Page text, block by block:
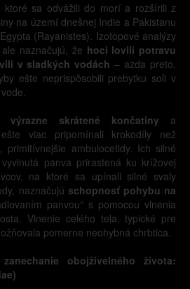
ktoré sa odvážili do morí a rozšírili z
na území dnešnej Indie a Pakistanu
(Rayanistes). Izotopové analýzy
naznačujú, že hoci lovili potravu
v sladkých vodách – azda preto,
ešte neprispôsobili prebytku soli v
výrazne skrátené končatiny a
viac pripomínali krokodíly než
primitívnejšie ambulocetidy. Ich silné
panva prirastená ku krížovej
na ktoré sa upínali silné svaly
naznačujú schopnosť pohybu na
panvou“ s pomocou vlnenia
Vlnenie celého tela, typické pre
pomerne neohybná chrbtica.
obojživelného života: